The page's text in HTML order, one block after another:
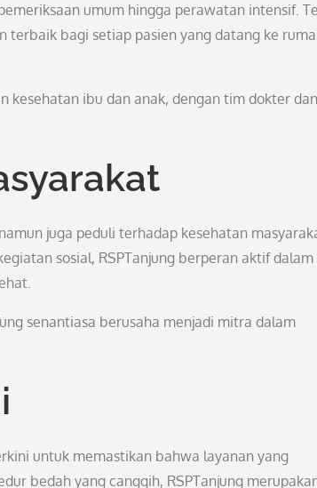
umum hingga perawatan intensif.
terbaik bagi setiap pasien yang datang ke
kesehatan ibu dan anak, dengan tim dokter dan
juga peduli terhadap kesehatan
sosial, RSPTanjung berperan aktif dalam
senantiasa berusaha menjadi mitra dalam
untuk memastikan bahwa layanan yang
bedah yang canggih, RSPTanjung